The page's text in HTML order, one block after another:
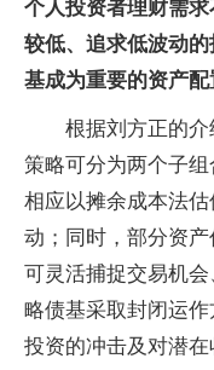
个人投资者理财需
较低、追求低波动
基成为重要的资产配
根据刘方正的
策略可分为两个子
相应以摊余成本法
动；同时，部分资产
可灵活捕捉交易机
略债基采取封闭运
投资的冲击及对潜